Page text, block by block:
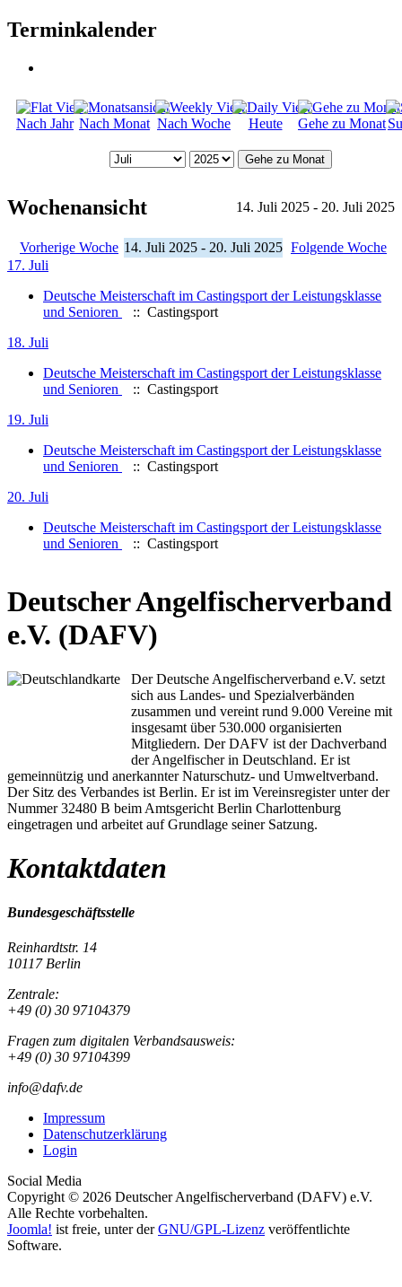
Terminkalender
Nach Jahr Nach Monat Nach Woche Heute Gehe zu Monat
Gehe zu Monat
Wochenansicht 14. Juli 2025 - 20. Juli 2025
Vorherige Woche 14. Juli 2025 - 20. Juli 2025 Folgende Woche
17. Juli
Deutsche Meisterschaft im Castingsport der Leistungsklasse
und Senioren
:: Castingsport
18. Juli
Deutsche Meisterschaft im Castingsport der Leistungsklasse
und Senioren
:: Castingsport
19. Juli
Deutsche Meisterschaft im Castingsport der Leistungsklasse
und Senioren
:: Castingsport
20. Juli
Deutsche Meisterschaft im Castingsport der Leistungsklasse
und Senioren
:: Castingsport
Deutscher Angelfischerverband
e.V. (DAFV)
Der Deutsche Angelfischerverband e.V. setzt
sich aus Landes- und Spezialverbänden
zusammen und vereint rund 9.000 Vereine mit
insgesamt über 530.000 organisierten
Mitgliedern. Der DAFV ist der Dachverband
der Angelfischer in Deutschland. Er ist
gemeinnützig und anerkannter Naturschutz- und Umweltverband.
Der Sitz des Verbandes ist Berlin. Er ist im Vereinsregister unter der
Nummer 32480 B beim Amtsgericht Berlin Charlottenburg
eingetragen und arbeitet auf Grundlage seiner Satzung.
Kontaktdaten
Bundesgeschäftsstelle
Reinhardtstr. 14
10117 Berlin
Zentrale:
+49 (0) 30 97104379
Fragen zum digitalen Verbandsausweis:
+49 (0) 30 97104399
info@dafv.de
Impressum
Datenschutzerklärung
Login
Social Media
Copyright © 2026 Deutscher Angelfischerverband (DAFV) e.V.
Alle Rechte vorbehalten.
Joomla! ist freie, unter derGNU/GPL-Lizenz veröffentlichte
Software.